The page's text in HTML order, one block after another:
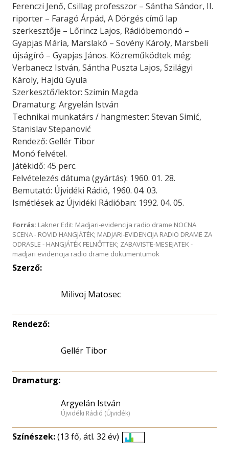
Ferenczi Jenő, Csillag professzor – Sántha Sándor, II.
riporter – Faragó Árpád, A Dörgés című lap
szerkesztője – Lőrincz Lajos, Rádióbemondó –
Gyapjas Mária, Marslakó – Sovény Károly, Marsbeli
újságíró – Gyapjas János. Közreműködtek még:
Verbanecz István, Sántha Puszta Lajos, Szilágyi
Károly, Hajdú Gyula
Szerkesztő/lektor: Szimin Magda
Dramaturg: Argyelán István
Technikai munkatárs / hangmester: Stevan Simić,
Stanislav Stepanović
Rendező: Gellér Tibor
Monó felvétel.
Játékidő: 45 perc.
Felvételezés dátuma (gyártás): 1960. 01. 28.
Bemutató: Újvidéki Rádió, 1960. 04. 03.
Ismétlések az Újvidéki Rádióban: 1992. 04. 05.
Forrás: Lakner Edit: Madjari-evidencija radio drame NOCNA
SCENA - RÖVID HANGJÁTÉK; MADJARI-EVIDENCIJA RADIO DRAME ZA
ODRASLE - HANGJÁTÉK FELNŐTTEK; ZABAVISTE-MESEJATEK -
madjari evidencija radio drame dokumentumok
Szerző:
Milivoj Matosec
Rendező:
Gellér Tibor
Dramaturg:
Argyelán István
Újvidéki Rádió (Újvidék)
Színészek:(13 fő, átl. 32 év)